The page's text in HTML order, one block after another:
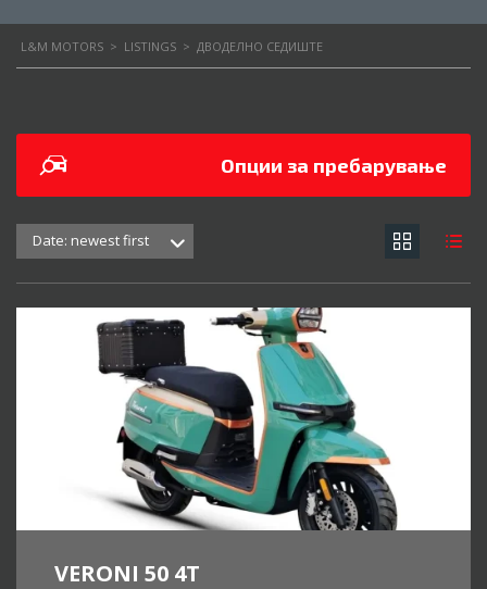
L&M MOTORS > LISTINGS > ДВОДЕЛНО СЕДИШТЕ
Опции за пребарување
Date: newest first
VERONI 50 4T